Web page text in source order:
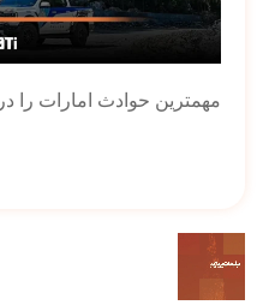
مهمترین حوادث امارات را در